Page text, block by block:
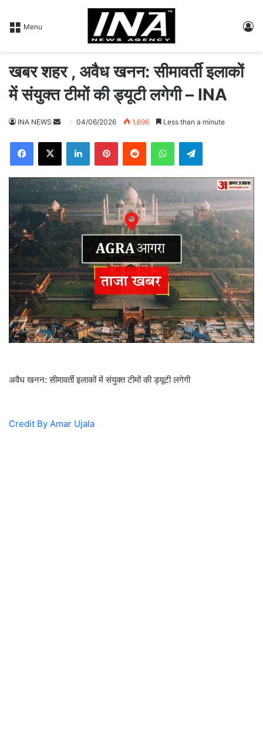
Menu
खबर शहर , अवैध खनन: सीमावर्ती इलाकों
में संयुक्त टीमों की ड्यूटी लगेगी – INA
INA NEWS
d
a
e
m
04/06/2026 1,696 Less than a minute
अवैध खनन: सीमावर्ती इलाकों में संयुक्त टीमों की ड्यूटी लगेगी
Credit By Amar Ujala